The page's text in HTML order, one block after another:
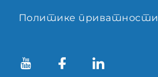
Политике приватности